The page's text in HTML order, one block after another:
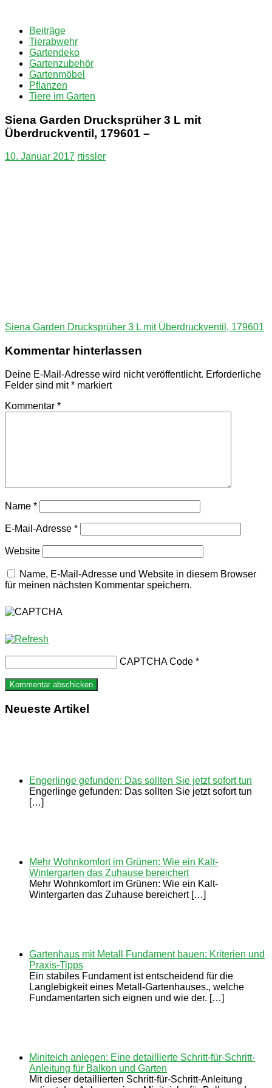
springenBeiträge
Tierabwehr
Gartendeko
Gartenzubehör
Gartenmöbel
Pflanzen
Tiere im Garten
Siena Garden Drucksprüher 3 L mit
Überdruckventil, 179601 –
10. Januar 2017 rtissler
Beitragsnavigation
Vorheriger
Siena Garden Drucksprüher 3 L mit Überdruckventil, 179601
Kommentar hinterlassen
Deine E-Mail-Adresse wird nicht veröffentlicht. Erforderliche
Felder sind mit* markiert
Kommentar *
Name *
E-Mail-Adresse *
Website
Name, E-Mail-Adresse und Website in diesem Browser
für meinen nächsten Kommentar speichern.
CAPTCHA Code *
Neueste Artikel
Engerlinge gefunden: Das sollten Sie jetzt sofort tun
Engerlinge gefunden: Das sollten Sie jetzt sofort tun
[…]
Mehr Wohnkomfort im Grünen: Wie ein Kalt-
Wintergarten das Zuhause bereichert
Mehr Wohnkomfort im Grünen: Wie ein Kalt-
Wintergarten das Zuhause bereichert […]
Gartenhaus mit Metall Fundament bauen: Kriterien und
Praxis-Tipps
Ein stabiles Fundament ist entscheidend für die
Langlebigkeit eines Metall-Gartenhauses., welche
Fundamentarten sich eignen und wie der. […]
Miniteich anlegen: Eine detaillierte Schritt-für-Schritt-
Anleitung für Balkon und Garten
Mit dieser detaillierten Schritt-für-Schritt-Anleitung